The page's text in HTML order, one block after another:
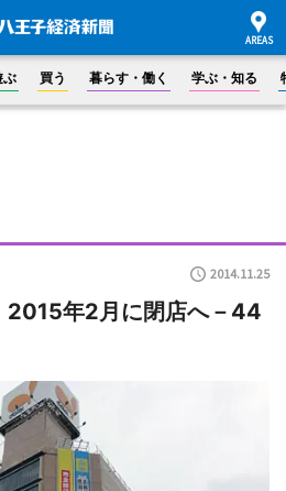
ぶ 買う 暮らす・働く 学ぶ・知る
2014.11.25
2015年2月に閉店へ－44